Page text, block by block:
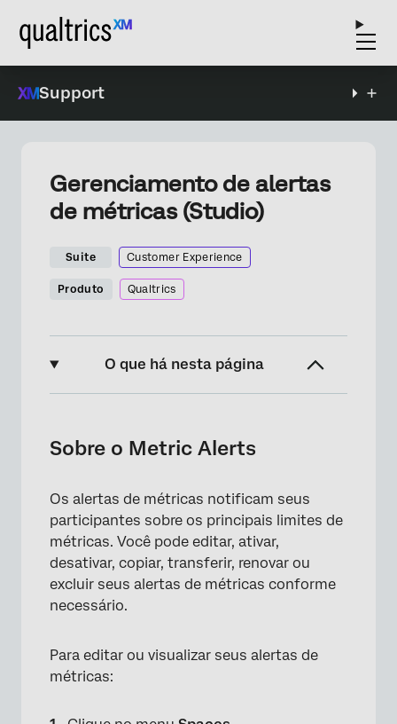
Support
Gerenciamento de alertas
de métricas (Studio)
Suite Customer Experience
Produto Qualtrics
O que há nesta página
Localização de alertas de métricas existentes
Gerenciamento de alertas de métricas
Renovação de um alerta de métrica expirado
Transferência de alertas de métricas
Gerenciando a desativação de alertas de
Perguntas frequentes
Sobre o Metric Alerts
Os alertas de métricas notificam seus
participantes sobre os principais limites de
métricas. Você pode editar, ativar,
desativar, copiar, transferir, renovar ou
excluir seus alertas de métricas conforme
necessário.
Para editar ou visualizar seus alertas de
métricas: